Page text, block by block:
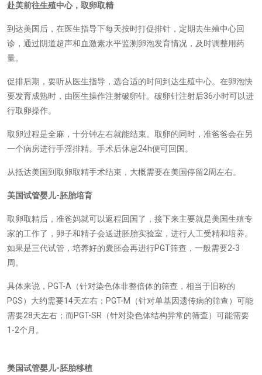
赴美前往生殖中心，取卵取精
到达美国后，在医生指导下每天按时打促排针，定期去生殖中心回
诊，通过阴道超声和血激素水平监测卵泡发育情况，及时调整用药
量。
促排后期，要听从医生指导，选合适的时间到达生殖中心。在卵泡快
要发育成熟时，由医生操作注射破卵针。破卵针注射后36小时可以进
行取卵操作。
取卵过程是全麻，十分钟左右就能结束。取卵的同时，准爸爸会在另
一个病房进行手淫排精。手术后休息24h便可回国。
从抵达美国到取卵取精手术结束，大概需要在美国停留2周左右。
美国试管婴儿-胚胎培育
取卵取精后，准爸妈就可以返程回国了，接下来主要就是美国生殖专
家的工作了，卵子和精子会送进胚胎实验室，进行人工受精和培养。
如果是三代试管，培养好的囊胚会再进行PGT筛查，一般需要2-3
周。
具体来说，PGT-A（针对染色体非整倍体的筛查，相当于旧称的
PGS）大约需要14天左右；PGT-M（针对单基因遗传病的筛查）可能
需要28天左右；而PGT-SR（针对染色体结构异常的筛查）可能需要
1-2个月。
美国试管婴儿- 胚胎移植